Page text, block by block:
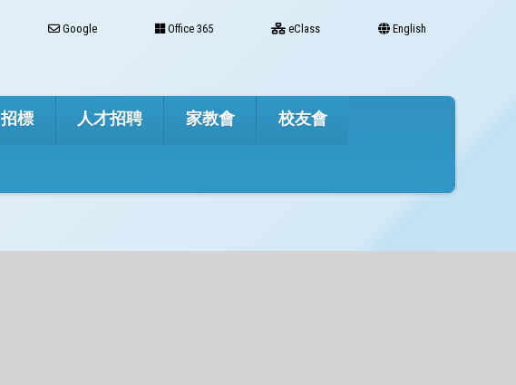
Google Office 365 eClass English
招標 人才招聘 家教會 校友會